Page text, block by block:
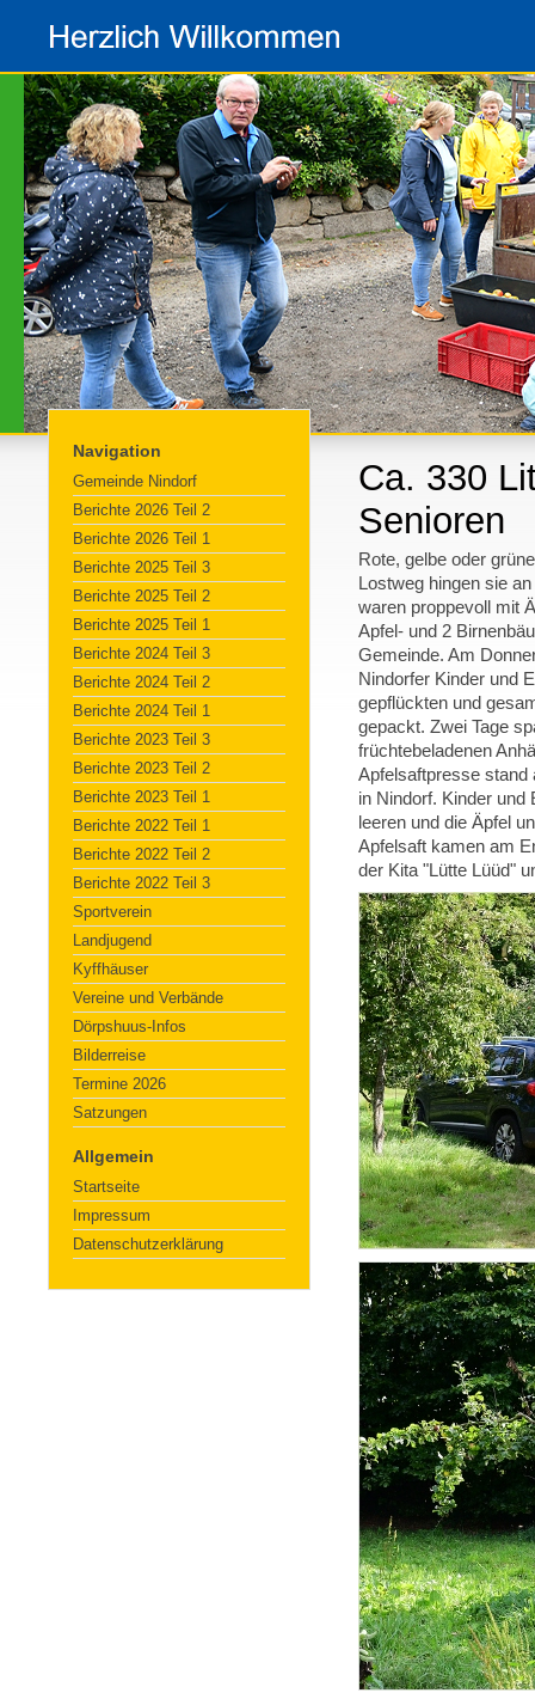
Navigation
Gemeinde Nindorf
Berichte 2026 Teil 2
Berichte 2026 Teil 1
Berichte 2025 Teil 3
Berichte 2025 Teil 2
Berichte 2025 Teil 1
Berichte 2024 Teil 3
Berichte 2024 Teil 2
Berichte 2024 Teil 1
Berichte 2023 Teil 3
Berichte 2023 Teil 2
Berichte 2023 Teil 1
Berichte 2022 Teil 1
Berichte 2022 Teil 2
Berichte 2022 Teil 3
Sportverein
Landjugend
Kyffhäuser
Vereine und Verbände
Dörpshuus-Infos
Bilderreise
Termine 2026
Satzungen
Allgemein
Startseite
Impressum
Datenschutzerklärung
Ca. 330
Senioren
Rote, gelbe oder
Lostweg hingen sie
waren proppevoll mit
Apfel- und 2
Gemeinde. Am
Nindorfer Kinder und
gepflückten und
gepackt. Zwei Tage
früchtebeladenen
Apfelsaftpresse stand
in Nindorf. Kinder und
leeren und die Äpfel
Apfelsaft kamen am
der Kita "Lütte Lüüd"